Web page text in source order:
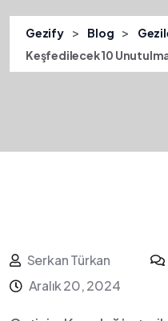
Gezify > Blog >
Keşfedilecek 10
Serkan Türkan
Aralık 20, 2024